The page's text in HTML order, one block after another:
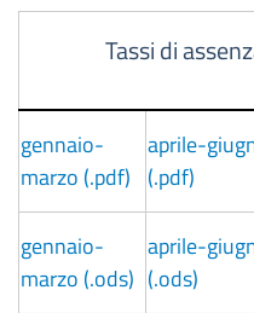
Tassi di
gennaio-
marzo (.pdf)
aprile-
(.pdf)
gennaio-
marzo (.ods)
aprile-
(.ods)